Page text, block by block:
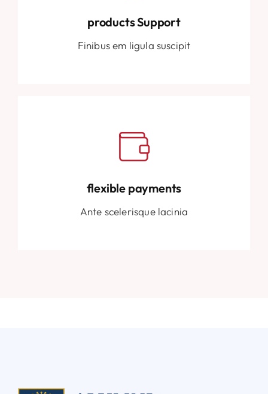
products Support
Finibus em ligula suscipit
flexible payments
Ante scelerisque lacinia